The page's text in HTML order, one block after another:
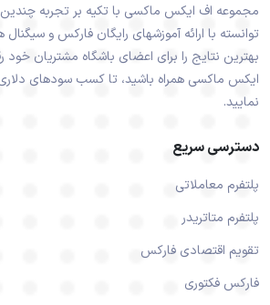
مجموعه اف ایکس ماکسی با تکیه بر تجربه چندین
توانسته با ارائه آموزشهای رایگان فارکس و
بهترین نتایج را برای اعضای باشگاه مشتریان خود
ایکس ماکسی همراه باشید، تا کسب سودهای
نمایید.
دسترسی سریع
پلتفرم معاملاتی
پلتفرم متاتریدر
تقویم اقتصادی فارکس
فارکس فکتوری